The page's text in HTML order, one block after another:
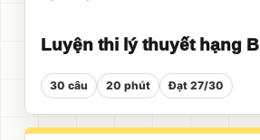
Luyện thi lý thuyết hạng B
30 câu 20 phút Đạt 27/30